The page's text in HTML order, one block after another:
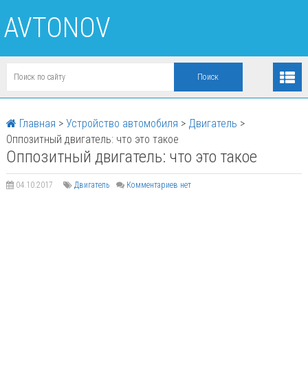
AVTONOV
Главная > Устройство автомобиля > Двигатель >
Оппозитный двигатель: что это такое
Оппозитный двигатель: что это такое
04.10.2017 Двигатель Комментариев нет